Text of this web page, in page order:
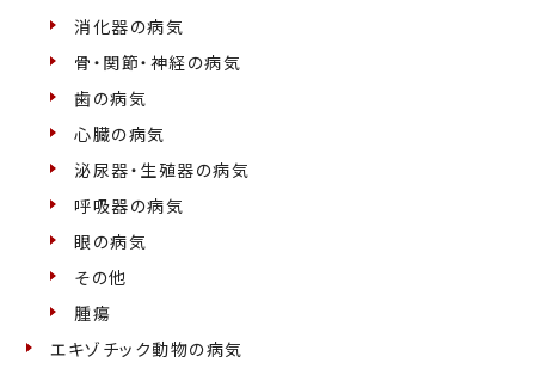
消化器の病気
骨・関節・神経の病気
歯の病気
心臓の病気
泌尿器・生殖器の病気
呼吸器の病気
眼の病気
その他
腫瘍
エキゾチック動物の病気